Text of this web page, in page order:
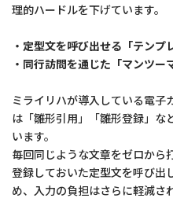
理的ハードルを下げています。
・定型文を呼び出せる「テンプ
・同行訪問を通じた「マンツー
ミライリハが導入している電子
は「雛形引用」「雛形登録」な
います。
毎回同じような文章をゼロから
登録しておいた定型文を呼び出
め、入力の負担はさらに軽減さ